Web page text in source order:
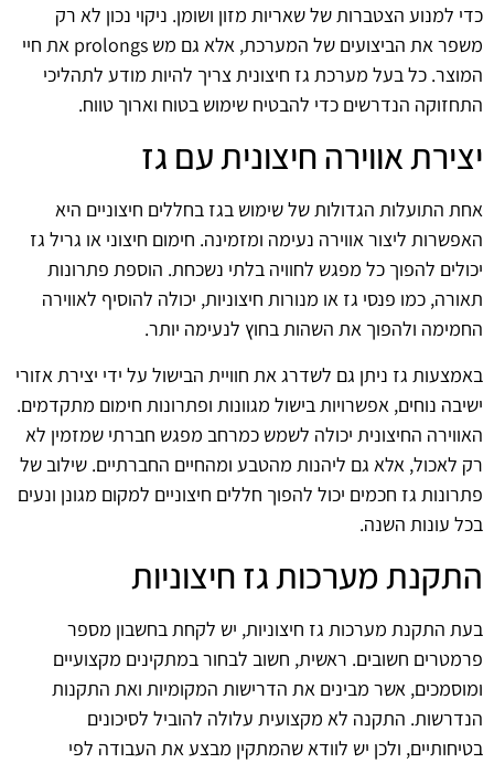
כדי למנוע הצטברות של שאריות מזון ושומן. ניקוי נכון לא רק
משפר את הביצועים של המערכת, אלא גם מש prolongs את חיי
המוצר. כל בעל מערכת גז חיצונית צריך להיות מודע לתהליכי
התחזוקה הנדרשים כדי להבטיח שימוש בטוח וארוך טווח.
יצירת אווירה חיצונית עם גז
אחת התועלות הגדולות של שימוש בגז בחללים חיצוניים היא
האפשרות ליצור אווירה נעימה ומזמינה. חימום חיצוני או גריל גז
יכולים להפוך כל מפגש לחוויה בלתי נשכחת. הוספת פתרונות
תאורה, כמו פנסי גז או מנורות חיצוניות, יכולה להוסיף לאווירה
החמימה ולהפוך את השהות בחוץ לנעימה יותר.
באמצעות גז ניתן גם לשדרג את חוויית הבישול על ידי יצירת אזורי
ישיבה נוחים, אפשרויות בישול מגוונות ופתרונות חימום מתקדמים.
האווירה החיצונית יכולה לשמש כמרחב מפגש חברתי שמזמין לא
רק לאכול, אלא גם ליהנות מהטבע ומהחיים החברתיים. שילוב של
פתרונות גז חכמים יכול להפוך חללים חיצוניים למקום מגונן ונעים
בכל עונות השנה.
התקנת מערכות גז חיצוניות
בעת התקנת מערכות גז חיצוניות, יש לקחת בחשבון מספר
פרמטרים חשובים. ראשית, חשוב לבחור במתקינים מקצועיים
ומוסמכים, אשר מבינים את הדרישות המקומיות ואת התקנות
הנדרשות. התקנה לא מקצועית עלולה להוביל לסיכונים
בטיחותיים, ולכן יש לוודא שהמתקין מבצע את העבודה לפי